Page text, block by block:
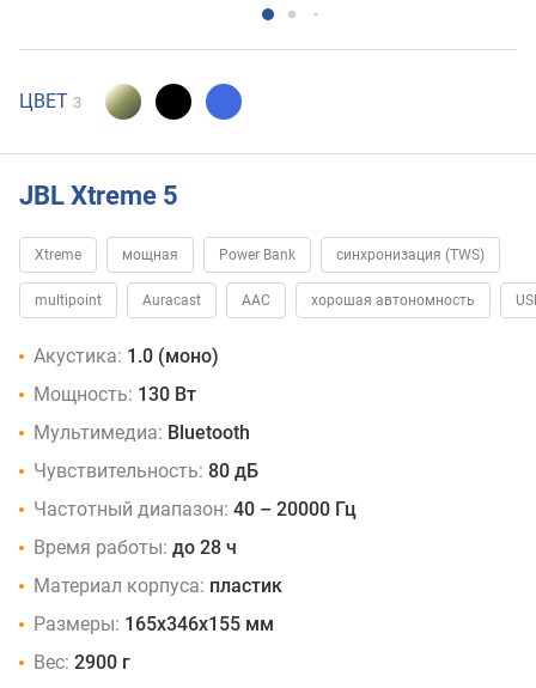
ЦВЕТ 3
JBL Xtreme 5
Xtreme мощная Power Bank синхронизация (TWS)
multipoint Auracast AAC хорошая автономность
Акустика: 1.0 (моно)
Мощность: 130 Вт
Мультимедиа: Bluetooth
Чувствительность: 80 дБ
Частотный диапазон: 40 – 20000 Гц
Время работы: до 28 ч
Материал корпуса: пластик
Размеры: 165x346x155 мм
Вес: 2900 г